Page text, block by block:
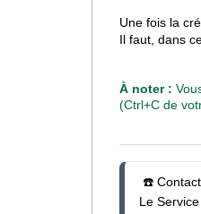
Une fois la
Il faut, dans
À noter :
(Ctrl+C de
☎️
Le